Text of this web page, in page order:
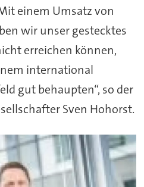
einem Umsatz von
wir unser gestecktes
erreichen können,
international
gut behaupten“, so der
Sven Hohorst.